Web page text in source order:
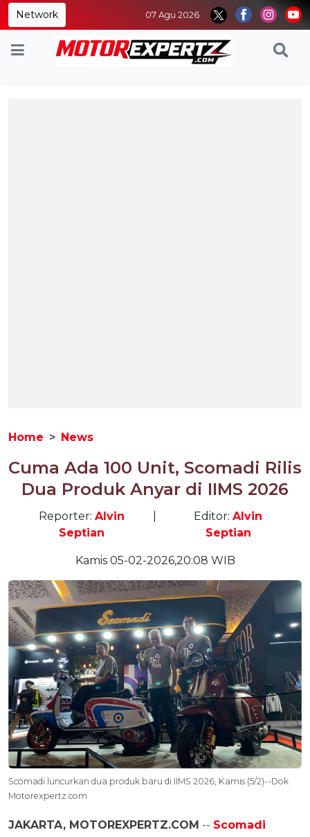
Network 07 Agu 2026
Home News
Cuma Ada 100 Unit, Scomadi Rilis
Dua Produk Anyar di IIMS 2026
Reporter: Alvin
Septian
Editor:Alvin
Septian
Kamis 05-02-2026,20:08 WIB
Scomadi luncurkan dua produk baru di IIMS 2026, Kamis (5/2)--Dok
Motorexpertz.com
JAKARTA, MOTOREXPERTZ.COM -- Scomadi